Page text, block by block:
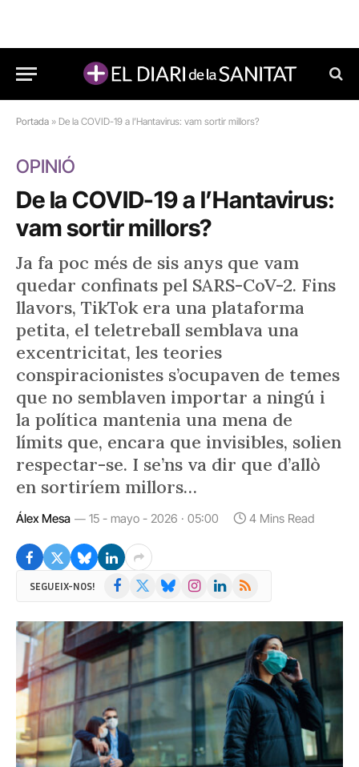
Portada » De la COVID-19 a l’Hantavirus: vam sortir millors?
OPINIÓ
De la COVID-19 a l’Hantavirus:
vam sortir millors?
Ja fa poc més de sis anys que vam
quedar confinats pel SARS-CoV-2. Fins
llavors, TikTok era una plataforma
petita, el teletreball semblava una
excentricitat, les teories
conspiracionistes s’ocupaven de temes
que no semblaven importar a ningú i
la política mantenia una mena de
límits que, encara que invisibles, solien
respectar-se. I se’ns va dir que d’allò
en sortiríem millors…
Álex Mesa 15 - mayo - 2026 · 05:00 4 Mins Read
SEGUEIX-NOS! Facebook BlueskyInstagramLinkedIn
RSS